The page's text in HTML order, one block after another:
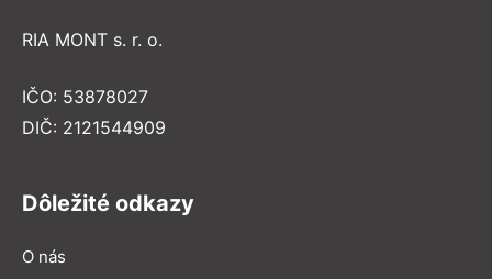
RIA MONT s. r. o.
IČO: 53878027
DIČ: 2121544909
Dôležité odkazy
O nás